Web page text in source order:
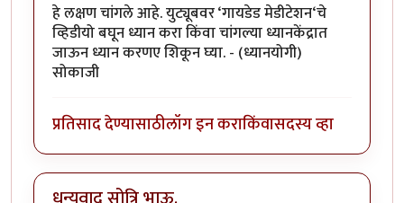
हे लक्षण चांगले आहे. युट्यूबवर ‘गायडेड मेडीटेशन‘चे
व्हिडीयो बघून ध्यान करा किंवा चांगल्या ध्यानकेंद्रात
जाऊन ध्यान करणए शिकून घ्या. - (ध्यानयोगी)
सोकाजी
प्रतिसाद देण्यासाठीलॉग इन कराकिंवासदस्य व्हा